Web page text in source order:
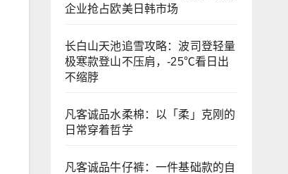
企业抢占欧美日韩市场
长白山天池追雪攻略：波司登轻量
极寒款登山不压肩，-25℃看日出
不缩脖
凡客诚品水柔棉：以「柔」克刚的
日常穿着哲学
凡客诚品牛仔裤：一件基础款的自